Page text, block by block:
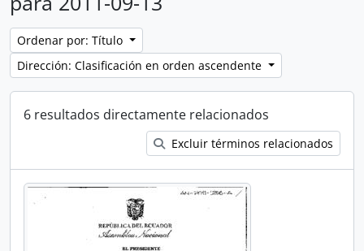
Ordenar por: Título
Dirección: Clasificación en orden ascendente
6 resultados directamente relacionados
Excluir términos relacionados